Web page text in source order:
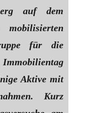
auf dem
für die
Aktive mit
Kurz